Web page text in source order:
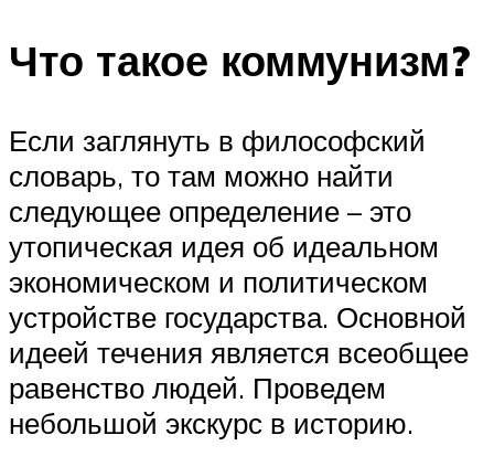
Что такое коммунизм?
Если заглянуть в философский
словарь, то там можно найти
следующее определение – это
утопическая идея об идеальном
экономическом и политическом
устройстве государства. Основной
идеей течения является всеобщее
равенство людей. Проведем
небольшой экскурс в историю.